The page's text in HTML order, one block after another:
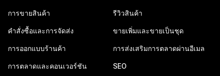
การขายสินค้า
คำสั่งซื้อและการจัดส่ง
การออกแบบร้านค้า
การตลาดและคอนเวอร์ชัน
รีวิวสินค้า
ขายเพิ่มและขายเป็นชุด
การส่งเสริมการตลาดผ่านอีเมล
SEO